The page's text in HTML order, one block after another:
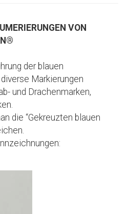
VON
der blauen
Markierungen
und Drachenmarken,
die “Gekreuzten blauen